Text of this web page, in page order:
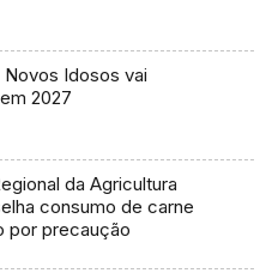
Novos Idosos vai
2027
da Agricultura
consumo de carne
por precaução